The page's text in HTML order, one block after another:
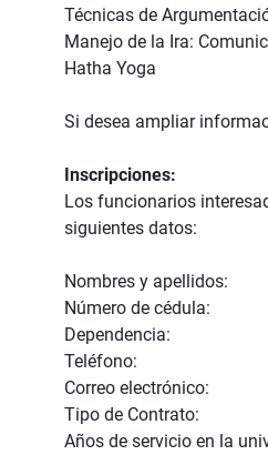
Técnicas de
Manejo de la Ira:
Hatha Yoga
Si desea ampliar
Inscripciones:
Los funcionarios
siguientes datos:
Nombres y apellidos:
Número de cédula:
Dependencia:
Teléfono:
Correo electrónico:
Tipo de Contrato:
Años de servicio en la